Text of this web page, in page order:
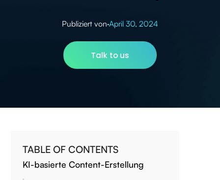
Publiziert von·April 30, 2024
Talk to us
TABLE OF CONTENTS
KI-basierte Content-Erstellung